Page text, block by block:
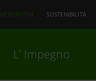
NEWSROOM SOSTENIBILITÀ
L’ Impegno